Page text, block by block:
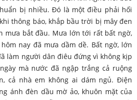
bị nhiều. Đó là một điều phải hối
thông báo, khắp bầu trời bị mây đen
mưa bắt đầu. Mưa lớn tới rất bất ngờ,
nay đã mưa dầm dề. Bất ngờ, lớn
làm người dân điêu đứng vì không kịp
mà nước đã ngập trắng cả ruộng
cả nhà em không ai dám ngủ. Điện
ánh đèn dầu mờ ảo, khuôn mặt của